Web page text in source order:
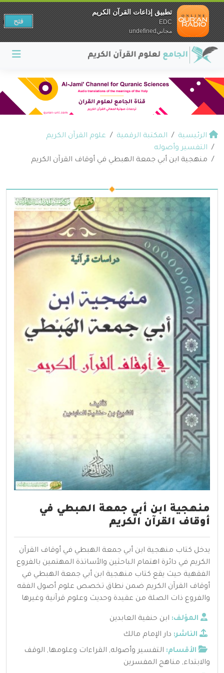
الرئيسية المكتبة الرقمية
علوم القرآن الكريم
التفسير وأصوله
منهجية ابن أبي جمعة الهبطي في أوقاف القرآن الكريم
منهجية ابن أبي جمعة الهبطي في
أوقاف القرآن الكريم
يدخل كتاب منهجية ابن أبي جمعة الهبطي في أوقاف القرآن
الكريم في دائرة اهتمام الباحثين والأساتذة المهتمين بالفروع
الفقهية حيث يقع كتاب منهجية ابن أبي جمعة الهبطي في
أوقاف القرآن الكريم ضمن نطاق تخصص علوم أصول الفقه
والفروع ذات الصلة من عقيدة وحديث وعلوم قرآنية وغيرها
المؤلف: ابن حنفية العابدين
الناشر: دار الإمام مالك
الأقسام: التفسير وأصوله, القراءات وعلومها, الوقف
والابتداء, مناهج المفسرين
تطبيق إذاعات القرآن الكريم
EDC
مجانيundefined
فتح